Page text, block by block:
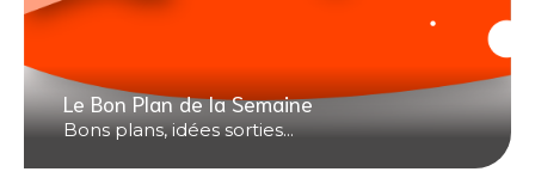
Le Bon Plan de la Semaine
Bons plans, idées sorties...